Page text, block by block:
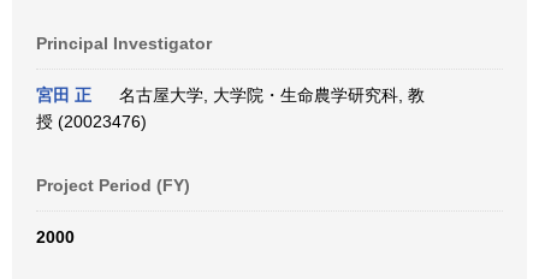
Principal Investigator
宮田 正
名古屋大学, 大学院・生命農学研究科, 教
授 (20023476)
Project Period (FY)
2000